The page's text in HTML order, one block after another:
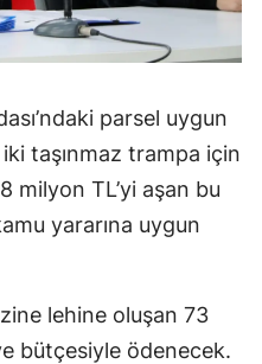
parsel uygun
taşınmaz trampa için
milyon TL’yi aşan bu
yararına uygun
lehine oluşan 73
bütçesiyle ödenecek.